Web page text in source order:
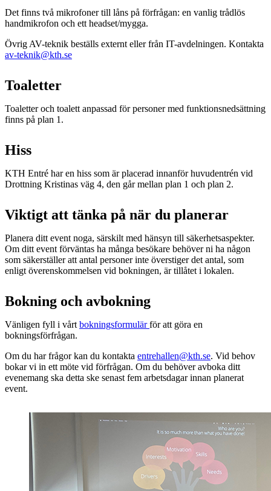
Det finns två mikrofoner till låns på förfrågan: en vanlig trådlös
handmikrofon och ett headset/mygga.
Övrig AV-teknik beställs externt eller från IT-avdelningen. Kontakta
av-teknik@kth.se
Toaletter
Toaletter och toalett anpassad för personer med funktionsnedsättning
finns på plan 1.
Hiss
KTH Entré har en hiss som är placerad innanför huvudentrén vid
Drottning Kristinas väg 4, den går mellan plan 1 och plan 2.
Viktigt att tänka på när du planerar
Planera ditt event noga, särskilt med hänsyn till säkerhetsaspekter.
Om ditt event förväntas ha många besökare behöver ni ha någon
som säkerställer att antal personer inte överstiger det antal, som
enligt överenskommelsen vid bokningen, är tillåtet i lokalen.
Bokning och avbokning
Vänligen fyll i vårt bokningsformulärför att göra en
bokningsförfrågan.
Om du har frågor kan du kontakta entrehallen@kth.se. Vid behov
bokar vi in ett möte vid förfrågan. Om du behöver avboka ditt
evenemang ska detta ske senast fem arbetsdagar innan planerat
event.